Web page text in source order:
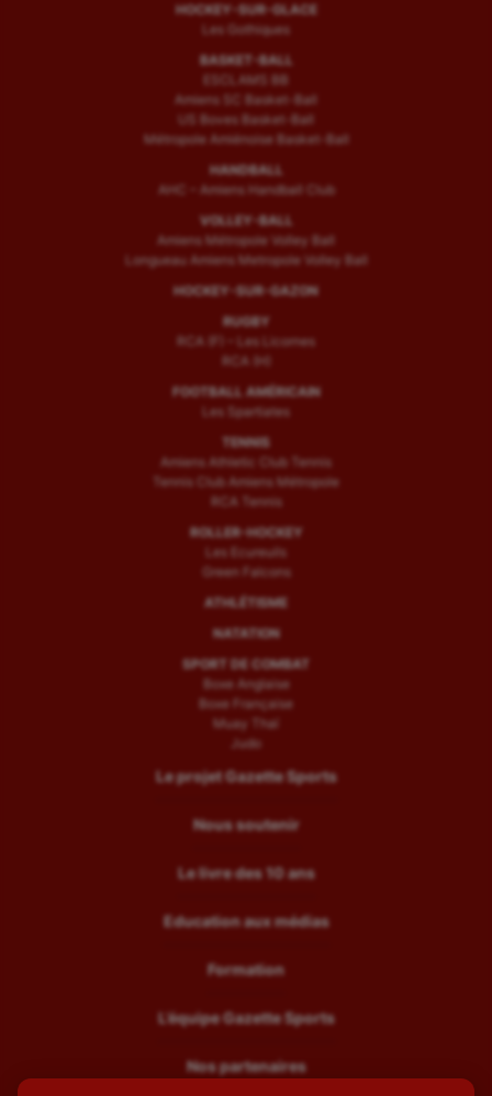
HOCKEY-SUR-GLACE
Les Gothiques
BASKET-BALL
ESCLAMS BB
Amiens SC Basket-Ball
US Boves Basket-Ball
Métropole Amiénoise Basket-Ball
HANDBALL
AHC – Amiens Handball Club
VOLLEY-BALL
Amiens Métropole Volley Ball
Longueau Amiens Metropole Volley Ball
HOCKEY-SUR-GAZON
RUGBY
RCA (F) – Les Licornes
RCA (H)
FOOTBALL AMÉRICAIN
Les Spartiates
TENNIS
Amiens Athletic Club Tennis
Tennis Club Amiens Métropole
RCA Tennis
ROLLER-HOCKEY
Les Ecureuils
Green Falcons
ATHLÉTISME
NATATION
SPORT DE COMBAT
Boxe Anglaise
Boxe Française
Muay Thaï
Judo
Le projet Gazette Sports
Nous soutenir
Le livre des 10 ans
Education aux médias
Formation
L’équipe Gazette Sports
Nos partenaires